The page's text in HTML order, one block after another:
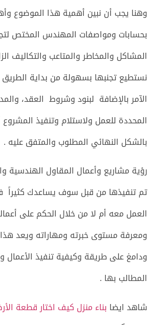
وهنا يجب أن نبين أهمية هذا الموضوع
بحسابات ومواصفات المهندس المختص
المشاكل والمخاطر والمتاعب والتكاليف
نستطيع تجنبها بسهولة من بداية
الآمر بالإضافة لبنود وشروط العقد،
المحددة للعمل ولاستلام وتنفيذ المشروع
بالشكل النهائي المطلوب والمتفق عليه .
رؤية مشاريع وأعمال المقاول الهندسية
تم تنفيذها من قبل سوف يساعدك
العمل معه أم لا من خلال الحكم على
ومعرفة مستوى خبرته ومهاراته ويعد
ودامغ على طريقة وكيفية تنفيذ الأعمال
المطالب بها .
شاهد ايضا بناء منزل كيف اختار قطعة